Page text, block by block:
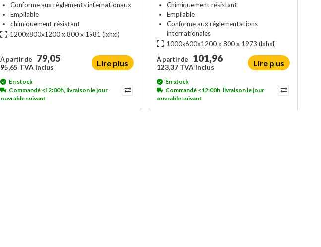
Conforme aux règlements internationaux
Empilable
chimiquement résistant
1200x800x1200 x 800 x 1981 (lxhxl)
À partir de 79,05
95,65 TVA inclus Lire plus
En stock
Commandé <12:00h, livraison le jour
ouvrable suivant
Chimiquement résistant
Empilable
Conforme aux réglementations
internationales
1000x600x1200 x 800 x 1973 (lxhxl)
À partir de 101,96
123,37 TVA inclus Lire plus
En stock
Commandé <12:00h, livraison le jour
ouvrable suivant